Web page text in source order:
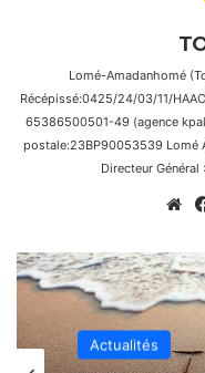
Lomé-Amadanhomé
Récépissé:0425/24/03/11/
65386500501-49 (agence
postale:23BP90053539 Lomé
Directeur
Actualités